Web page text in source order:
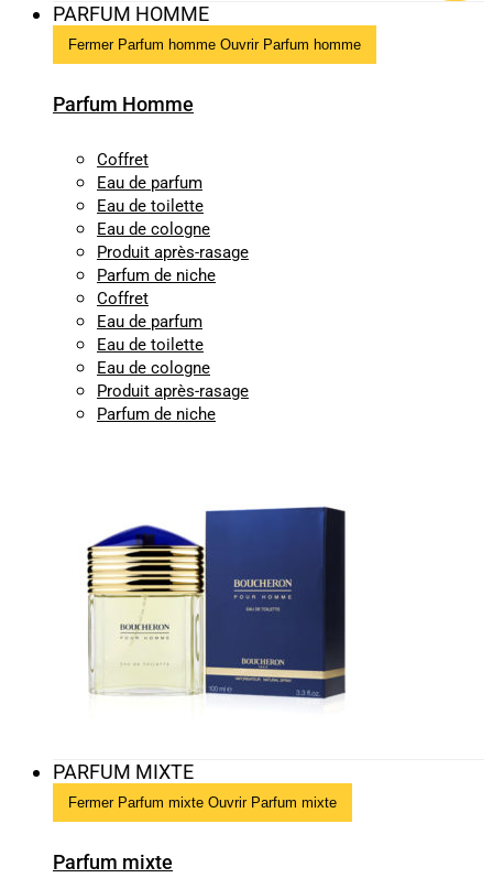
PARFUM HOMME
Fermer Parfum homme Ouvrir Parfum homme
Parfum Homme
Coffret
Eau de parfum
Eau de toilette
Eau de cologne
Produit après-rasage
Parfum de niche
Coffret
Eau de parfum
Eau de toilette
Eau de cologne
Produit après-rasage
Parfum de niche
PARFUM MIXTE
Fermer Parfum mixte Ouvrir Parfum mixte
Parfum mixte